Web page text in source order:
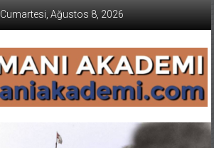
Cumartesi, Ağustos 8, 2026